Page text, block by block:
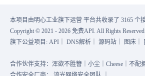
本项目由明心工业旗下运营 平台共收录了 3165 个
Copyright © 2021 - 2026 免费API. All Rights
旗下公益项目: API DNS解析 源码站 图床
合作伙伴支持：浑欲不胜簪｜小尘｜Cheese｜不